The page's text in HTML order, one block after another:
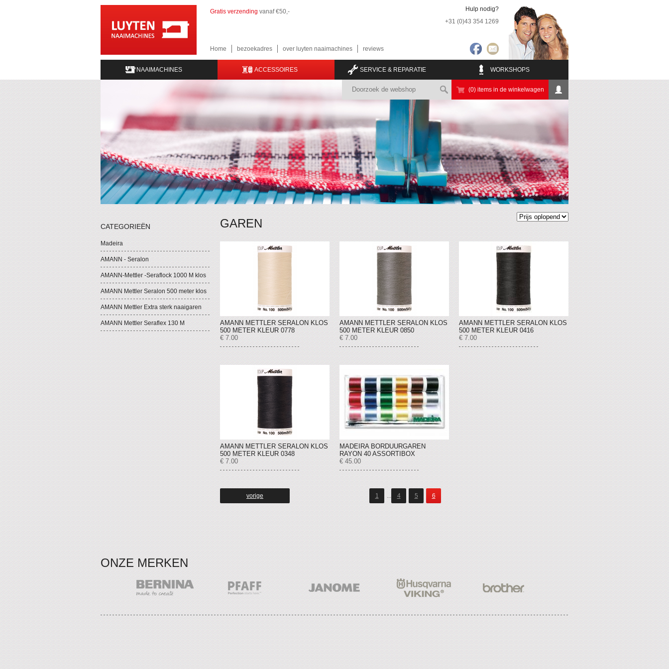
Gratis verzending vanaf €50,-
Home bezoekadres over luyten naaimachines reviews
Hulp nodig?
+31 (0)43 354 1269
NAAIMACHINES ACCESSOIRES SERVICE & REPARATIE WORKSHOPS
(0) items in de winkelwagen
CATEGORIEËN
Madeira
AMANN - Seralon
AMANN-Mettler -Seraflock 1000 M klos
AMANN Mettler Seralon 500 meter klos
AMANN Mettler Extra sterk naaigaren
AMANN Mettler Seraflex 130 M
GAREN
AMANN METTLER SERALON KLOS
500 METER KLEUR 0778
€ 7.00
AMANN METTLER SERALON KLOS
500 METER KLEUR 0850
€ 7.00
AMANN METTLER SERALON KLOS
500 METER KLEUR 0416
€ 7.00
AMANN METTLER SERALON KLOS
500 METER KLEUR 0348
€ 7.00
MADEIRA BORDUURGAREN
RAYON 40 ASSORTIBOX
€ 45.00
vorige 1 ... 4 5 6
ONZE MERKEN